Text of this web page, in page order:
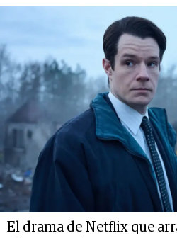
El drama de Netflix que